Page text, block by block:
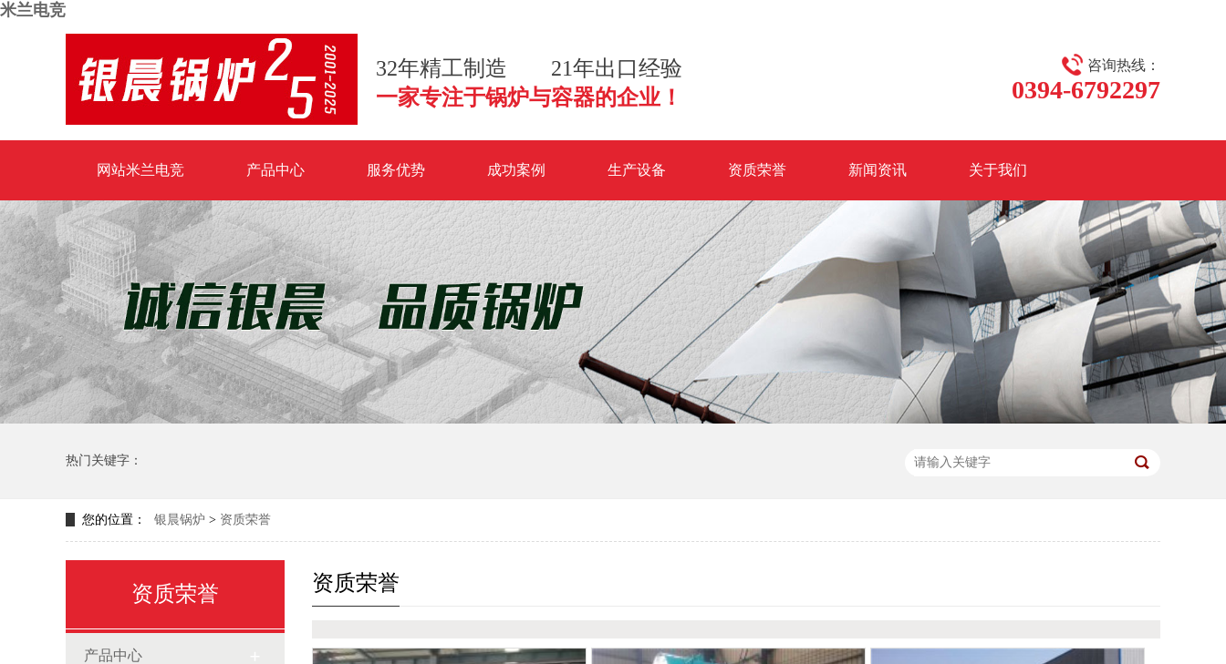
米兰电竞
咨询热线：
0394-6792297
32年精工制造 21年出口经验
一家专注于锅炉与容器的企业！
网站米兰电竞 产品中心 服务优势 成功案例 生产设备 资质荣誉 新闻资讯 关于我们
米兰电竞-点燃电子竞技激情,成就电竞梦想
热门关键字：
您的位置： 银晨锅炉 > 资质荣誉
资质荣誉
产品中心
资质荣誉